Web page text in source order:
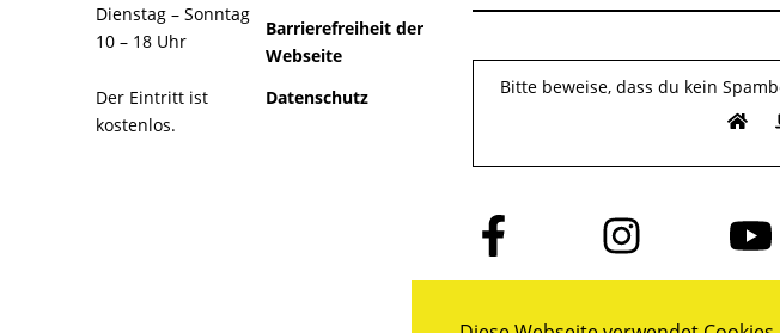
Dienstag – Sonntag
10 – 18 Uhr
Der Eintritt ist
kostenlos.
Barrierefreiheit der
Webseite
Datenschutz
Bitte beweise, dass du kein
Folge
uns
auf
Folge
uns
auf
Folge
uns
auf